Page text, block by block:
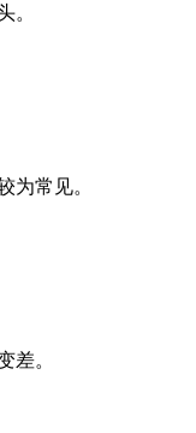
。
为常见。
差。